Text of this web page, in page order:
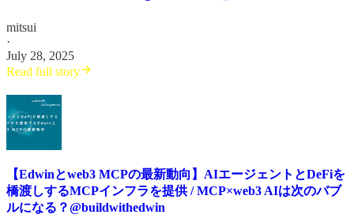
mitsui
·
July 28, 2025
Read full story
【Edwinとweb3 MCPの最新動向】AIエージェントとDeFiを
橋渡しするMCPインフラを提供 / MCP×web3 AIは次のバブ
ルになる？@buildwithedwin